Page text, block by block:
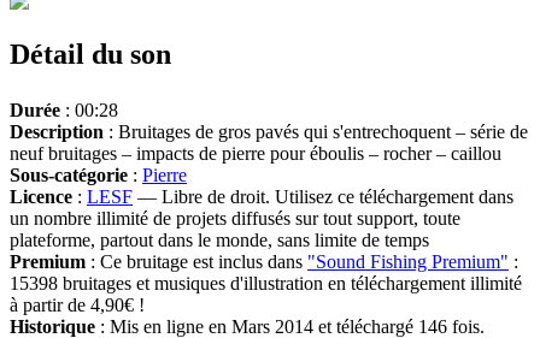
Détail du son
Durée : 00:28
Description : Bruitages de gros pavés qui s'entrechoquent – série de
neuf bruitages – impacts de pierre pour éboulis – rocher – caillou
Sous-catégorie : Pierre
Licence : LESF — Libre de droit. Utilisez ce téléchargement dans
un nombre illimité de projets diffusés sur tout support, toute
plateforme, partout dans le monde, sans limite de temps
Premium : Ce bruitage est inclus dans "Sound Fishing Premium" :
15398 bruitages et musiques d'illustration en téléchargement illimité
à partir de 4,90€ !
Historique : Mis en ligne en Mars 2014 et téléchargé 146 fois.